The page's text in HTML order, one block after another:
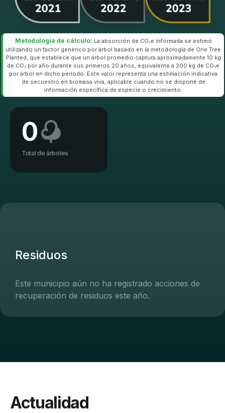
Metodología de cálculo: La absorción de CO₂e informada se estimó
utilizando un factor genérico por árbol basado en la metodología de One Tree
Planted, que establece que un árbol promedio captura aproximadamente 10 kg
de CO₂ por año durante sus primeros 20 años, equivalente a 200 kg de CO₂e
por árbol en dicho período. Este valor representa una estimación indicativa
de secuestro en biomasa viva, aplicable cuando no se dispone de
información específica de especie o crecimiento.
0
Total de árboles
Residuos
Este municipio aún no ha registrado acciones de
recuperación de residuos este año.
Actualidad